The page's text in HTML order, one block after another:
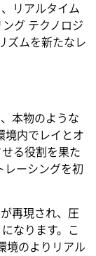
リアルタイム
グ テクノロジ
ズムを新たなレ
本物のような
境内でレイとオ
る役割を果た
レーシングを初
再現され、圧
なります。こ
境のよりリアル